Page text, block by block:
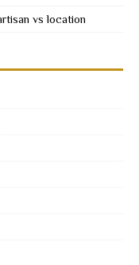
vs location